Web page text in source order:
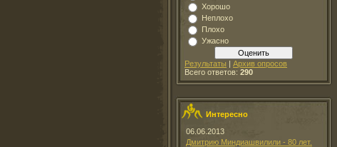
Хорошо
Неплохо
Плохо
Ужасно
Результаты | Архив опросов
Всего ответов: 290
Интересно
06.06.2013
Дмитрию Миндиашвилили - 80 лет.